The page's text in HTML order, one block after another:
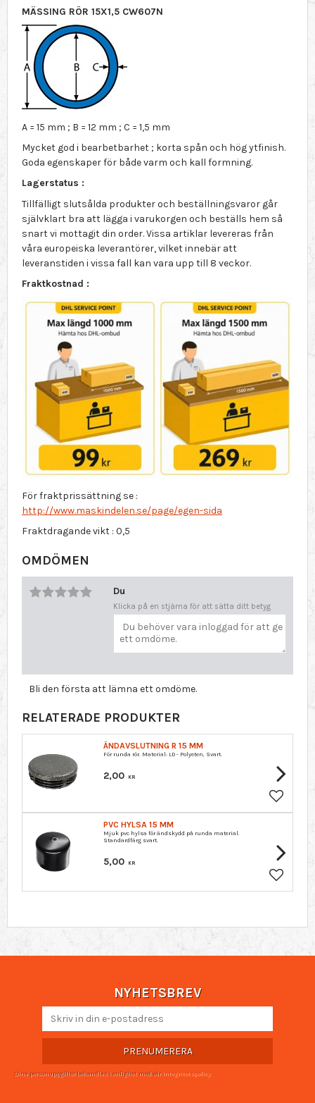
MÄSSING RÖR 15X1,5 CW607N
A = 15 mm ; B = 12 mm ; C = 1,5 mm
Mycket god i bearbetbarhet ; korta spån och hög ytfinish.
Goda egenskaper för både varm och kall formning.
Lagerstatus :
Tillfälligt slutsålda produkter och beställningsvaror går
självklart bra att lägga i varukorgen och beställs hem så
snart vi mottagit din order. Vissa artiklar levereras från
våra europeiska leverantörer, vilket innebär att
leveranstiden i vissa fall kan vara upp till 8 veckor.
Fraktkostnad :
För fraktprissättning se :
http://www.maskindelen.se/page/egen-sida
Fraktdragande vikt : 0,5
OMDÖMEN
Du
Klicka på en stjärna för att sätta ditt betyg
Bli den första att lämna ett omdöme.
RELATERADE PRODUKTER
ÄNDAVSLUTNING R 15 MM
För runda rör. Material: LD - Polyeten, Svart.
2,00 KR
Lägg till
PVC HYLSA 15 MM
Mjuk pvc hylsa för ändskydd på runda material.
Standardfärg svart.
5,00 KR
Lägg till
NYHETSBREV
PRENUMERERA
Dina personuppgifter behandlas i enlighet med vår integritetspolicy.